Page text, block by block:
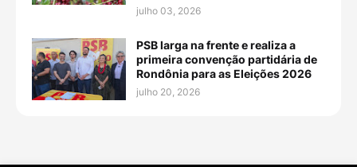
julho 03, 2026
PSB larga na frente e realiza a
primeira convenção partidária de
Rondônia para as Eleições 2026
julho 20, 2026